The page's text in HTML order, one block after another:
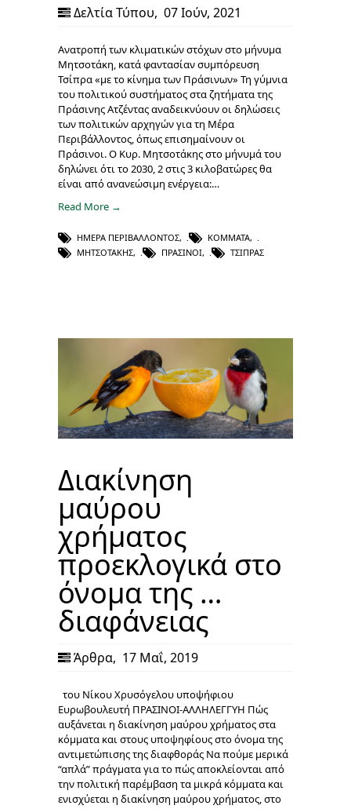
Δελτία Τύπου, 07 Ιούν, 2021
Ανατροπή των κλιματικών στόχων στο μήνυμα
Μητσοτάκη, κατά φαντασίαν συμπόρευση
Τσίπρα «με το κίνημα των Πράσινων» Τη γύμνια
του πολιτικού συστήματος στα ζητήματα της
Πράσινης Ατζέντας αναδεικνύουν οι δηλώσεις
των πολιτικών αρχηγών για τη Μέρα
Περιβάλλοντος, όπως επισημαίνουν οι
Πράσινοι. O Kυρ. Μητσοτάκης στο μήνυμά του
δηλώνει ότι το 2030, 2 στις 3 κιλοβατώρες θα
είναι από ανανεώσιμη ενέργεια:…
Read More →
ΗΜΈΡΑ ΠΕΡΙΒΆΛΛΟΝΤΟΣ, ΚΌΜΜΑΤΑ,
ΜΗΤΣΟΤΆΚΗΣ, ΠΡΆΣΙΝΟΙ, ΤΣΊΠΡΑΣ
Διακίνηση
μαύρου
χρήματος
προεκλογικά στο
όνομα της …
διαφάνειας
Άρθρα, 17 Μαΐ, 2019
του Νίκου Χρυσόγελου υποψήφιου
Ευρωβουλευτή ΠΡΑΣΙΝΟΙ-ΑΛΛΗΛΕΓΓΥΗ Πώς
αυξάνεται η διακίνηση μαύρου χρήματος στα
κόμματα και στους υποψηφίους στο όνομα της
αντιμετώπισης της διαφθοράς Να πούμε μερικά
“απλά” πράγματα για το πώς αποκλείονται από
την πολιτική παρέμβαση τα μικρά κόμματα και
ενισχύεται η διακίνηση μαύρου χρήματος, στο